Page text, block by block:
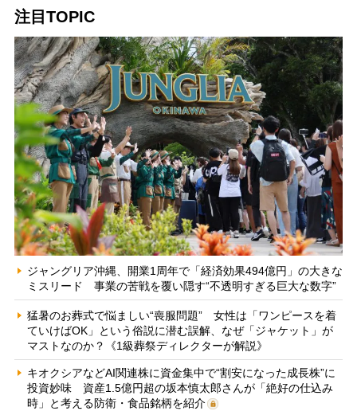
注目TOPIC
ジャングリア沖縄、開業1周年で「経済効果494億円」の大きな
ミスリード 事業の苦戦を覆い隠す“不透明すぎる巨大な数字”
猛暑のお葬式で悩ましい“喪服問題” 女性は「ワンピースを着
ていけばOK」という俗説に潜む誤解、なぜ「ジャケット」が
マストなのか？《1級葬祭ディレクターが解説》
キオクシアなどAI関連株に資金集中で“割安になった成長株”に
投資妙味 資産1.5億円超の坂本慎太郎さんが「絶好の仕込み
時」と考える防衛・食品銘柄を紹介